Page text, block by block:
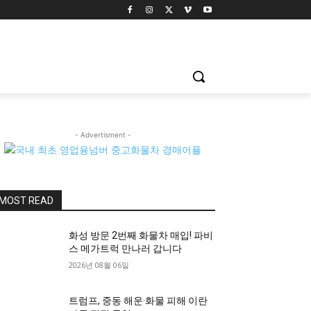
- Advertisment -
READ
화성 방문 2번째 화물차 매입! 파비
스 메가트럭 만나러 갑니다
2026년 08월 06일
트럼프, 중동 해운·화물 피해 이란